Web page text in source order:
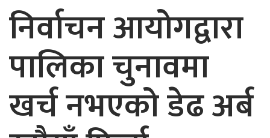
निर्वाचन आयोगद्वारा
पालिका चुनावमा
खर्च नभएको डेढ अर्ब